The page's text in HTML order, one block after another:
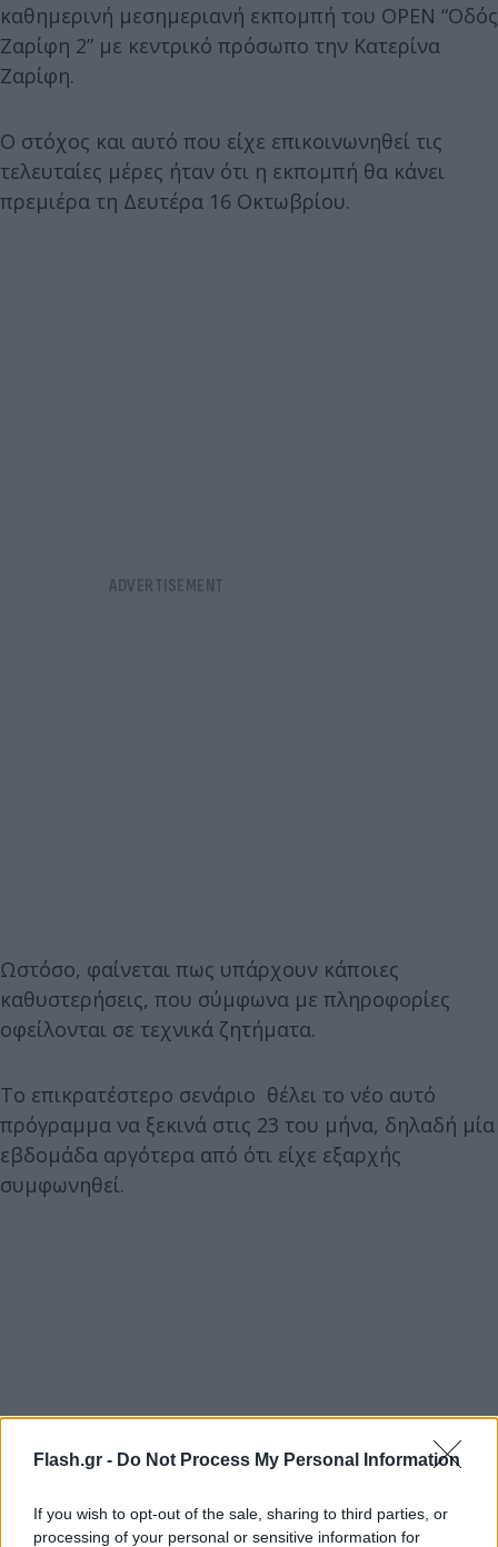
Flash.gr - Do Not Process My Personal Information
If you wish to opt-out of the sale, sharing to third parties, or
processing of your personal or sensitive information for
καθημερινή μεσημεριανή εκπομπή του OPEN “Οδός
Ζαρίφη 2” με κεντρικό πρόσωπο την Κατερίνα
Ζαρίφη.
Ο στόχος και αυτό που είχε επικοινωνηθεί τις
τελευταίες μέρες ήταν ότι η εκπομπή θα κάνει
πρεμιέρα τη Δευτέρα 16 Οκτωβρίου.
Ωστόσο, φαίνεται πως υπάρχουν κάποιες
καθυστερήσεις, που σύμφωνα με πληροφορίες
οφείλονται σε τεχνικά ζητήματα.
Το επικρατέστερο σενάριο θέλει το νέο αυτό
πρόγραμμα να ξεκινά στις 23 του μήνα, δηλαδή μία
εβδομάδα αργότερα από ότι είχε εξαρχής
συμφωνηθεί.